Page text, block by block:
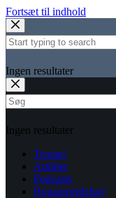
Fortsæt til indhold
Ingen resultater
Ingen resultater
Temaer
Artikler
Podcasts
Boganmeldelser